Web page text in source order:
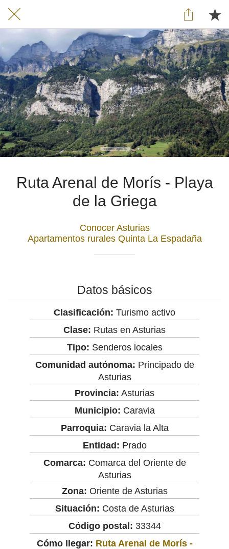
Ruta Arenal de Morís - Playa
de la Griega
Conocer Asturias
Apartamentos rurales Quinta La Espadaña
Datos básicos
Clasificación: Turismo activo
Clase: Rutas en Asturias
Tipo: Senderos locales
Comunidad autónoma: Principado de
Asturias
Provincia: Asturias
Municipio: Caravia
Parroquia: Caravia la Alta
Entidad: Prado
Comarca: Comarca del Oriente de
Asturias
Zona: Oriente de Asturias
Situación: Costa de Asturias
Código postal: 33344
Cómo llegar: Ruta Arenal de Morís -